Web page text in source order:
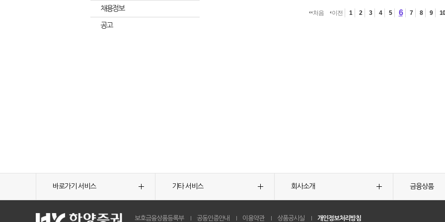
채용정보
공고
처음 이전 1 2 3 4 5 6 7 8 9 10
바로가기 서비스 기타 서비스 회사소개 금융상품
보호금융상품등록부 공동인증안내 이용약관 상품공시실 개인정보처리방침